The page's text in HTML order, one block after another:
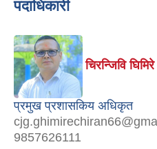
पदाधिकारी
चिरन्जिवि घिमिरे
प्रमुख प्रशासकिय अधिकृत
9857626111